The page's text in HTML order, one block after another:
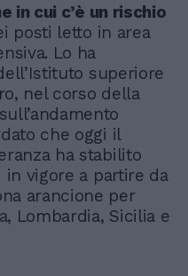
in cui c’è un rischio
posti letto in area
Lo ha
superiore
nel corso della
che oggi il
ha stabilito
vigore a partire da
arancione per
Lombardia, Sicilia e